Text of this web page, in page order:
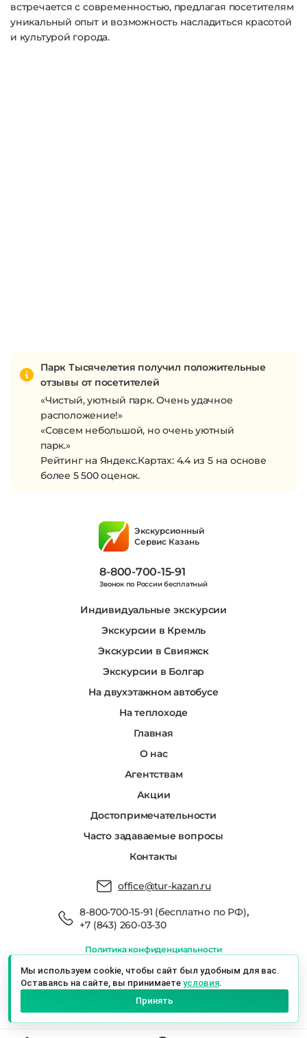
Мы используем cookie, чтобы сайт был удобным для вас.
Оставаясь на сайте, вы принимаете условия.
Принять
встречается с современностью, предлагая посетителям
уникальный опыт и возможность насладиться красотой
и культурой города.
Парк Тысячелетия получил положительные
отзывы от посетителей
«Чистый, уютный парк. Очень удачное
расположение!»
«Совсем небольшой, но очень уютный
парк.»
Рейтинг на Яндекс.Картах: 4.4 из 5 на основе
более 5 500 оценок.
Экскурсионный
Сервис Казань
8-800-700-15-91
Звонок по России бесплатный
Индивидуальные экскурсии
Экскурсии в Кремль
Экскурсии в Свияжск
Экскурсии в Болгар
На двухэтажном автобусе
На теплоходе
Главная
О нас
Агентствам
Акции
Достопримечательности
Часто задаваемые вопросы
Контакты
office@tur-kazan.ru
8-800-700-15-91 (бесплатно по РФ),
+7 (843) 260-03-30
Политика конфиденциальности
Мы в реестре туроператоров РТО 022666
Экскурсионный Сервис Казань © 2026 г.
Казань, ул. Баумана, 19